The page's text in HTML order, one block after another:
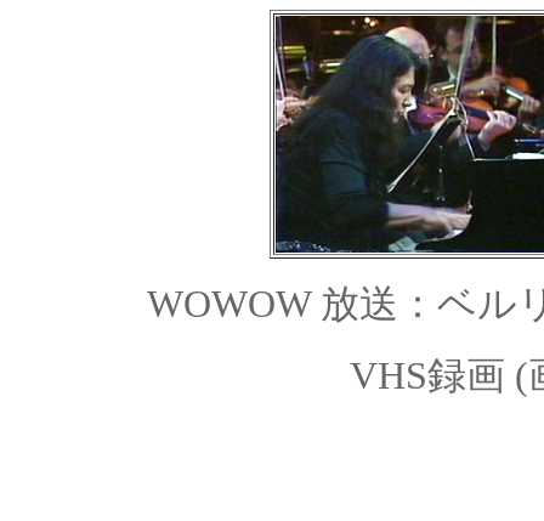
WOWOW 放送：ベル
VHS録画 (